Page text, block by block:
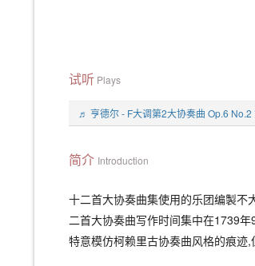
试听 Plays
♬ 亨德尔 - F大调第2大协奏曲 Op.6 No.2
简介 Introduction
十二首大协奏曲集使用的乐团编製不
二首大协奏曲写作时间集中在1739
特意模仿柯赖里古协奏曲风格的痕迹,